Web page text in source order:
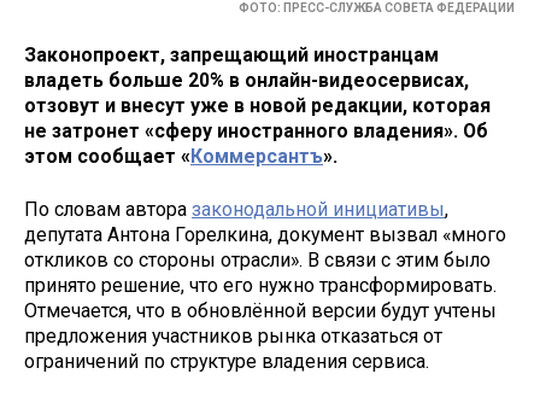
ФОТО: ПРЕСС-СЛУЖБА СОВЕТА ФЕДЕРАЦИИ
Законопроект, запрещающий иностранцам
владеть больше 20% в онлайн-видеосервисах,
отзовут и внесут уже в новой редакции, которая
не затронет «сферу иностранного владения». Об
этом сообщает «Коммерсантъ».
По словам автора законодальной инициативы,
депутата Антона Горелкина, документ вызвал «много
откликов со стороны отрасли». В связи с этим было
принято решение, что его нужно трансформировать.
Отмечается, что в обновлённой версии будут учтены
предложения участников рынка отказаться от
ограничений по структуре владения сервиса.